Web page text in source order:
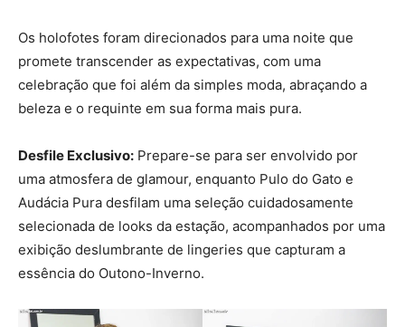
Os holofotes foram direcionados para uma noite que
promete transcender as expectativas, com uma
celebração que foi além da simples moda, abraçando a
beleza e o requinte em sua forma mais pura.
Desfile Exclusivo: Prepare-se para ser envolvido por
uma atmosfera de glamour, enquanto Pulo do Gato e
Audácia Pura desfilam uma seleção cuidadosamente
selecionada de looks da estação, acompanhados por uma
exibição deslumbrante de lingeries que capturam a
essência do Outono-Inverno.